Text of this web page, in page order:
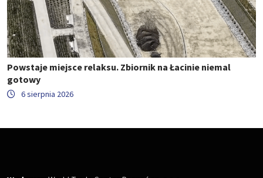
Powstaje miejsce relaksu. Zbiornik na Łacinie niemal
gotowy
6 sierpnia 2026